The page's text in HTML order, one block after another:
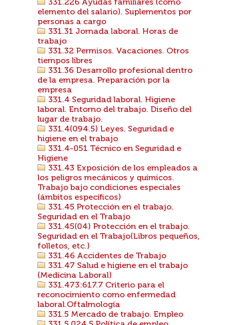
331.226 Ayudas familiares (como
elemento del salario). Suplementos por
personas a cargo
331.31 Jornada laboral. Horas de
trabajo
331.32 Permisos. Vacaciones. Otros
tiempos libres
331.36 Desarrollo profesional dentro
de la empresa. Preparación por la
empresa
331.4 Seguridad laboral. Higiene
laboral. Entorno del trabajo. Diseño del
lugar de trabajo.
331.4(094.5) Leyes. Seguridad e
higiene en el trabajo
331.4-051 Técnico en Seguridad e
Higiene
331.43 Exposición de los empleados a
los peligros mecánicos y químicos.
Trabajo bajo condiciones especiales
(ámbitos específicos)
331.45 Protección en el trabajo.
Seguridad en el Trabajo
331.45(04) Protección en el trabajo.
Seguridad en el Trabajo(Libros pequeños,
folletos, etc.)
331.46 Accidentes de Trabajo
331.47 Salud e higiene en el trabajo
(Medicina Laboral)
331.473:617.7 Criterio para el
reconocimiento como enfermedad
laboral.Oftalmología
331.5 Mercado de trabajo. Empleo